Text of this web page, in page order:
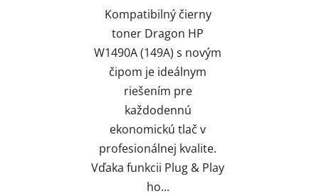
Kompatibilný čierny
toner Dragon HP
W1490A (149A) s novým
čipom je ideálnym
riešením pre
každodennú
ekonomickú tlač v
profesionálnej kvalite.
Vďaka funkcii Plug & Play
ho...